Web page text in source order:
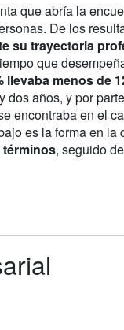
que abría la
De los
su trayectoria
que
llevaba menos de
dos años, y por
encontraba en el
es la forma en la
términos, seguido